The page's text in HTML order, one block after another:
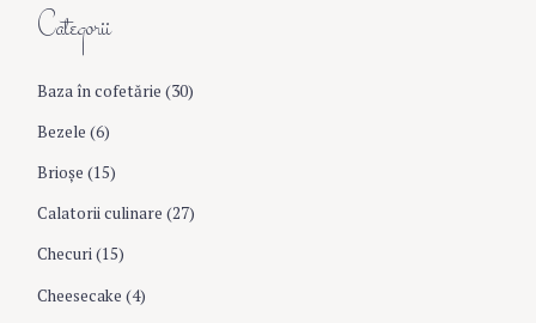
c
o
r
Categorii
Baza în cofetărie (30)
Bezele (6)
Brioşe (15)
Calatorii culinare (27)
Checuri(15)
Cheesecake (4)